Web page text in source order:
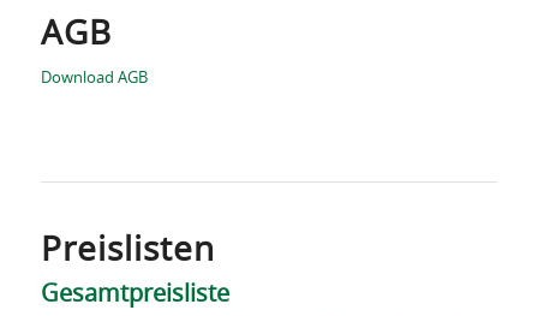
AGB
Download AGB
Preislisten
Gesamtpreisliste